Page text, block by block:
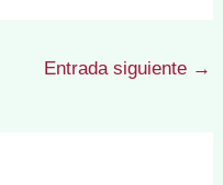
Entrada siguiente →